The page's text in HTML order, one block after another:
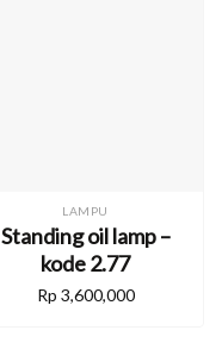
LAMPU
Standing oil lamp –
kode 2.77
Rp 3,600,000